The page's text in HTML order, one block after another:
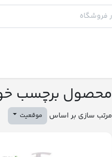
محصول برچسب
مرتب سازی بر اساس موقعیت